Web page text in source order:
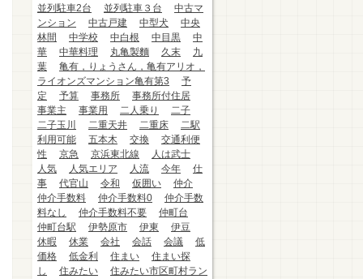
並列駐車2台
並列駐車３台
中古マ
ンション
中古戸建 中型犬
中央
林間
中学校 中白根 中目黒
中
華
中華料理 丸亀製麵 久末
九
葉
亀有，りょうさん，亀有アリオ，
ライオンズマンション亀有第3
予
定
予算 事務所
事務所付住居
事業主
事業用 二人乗り
二子
二子玉川
二重天井 二重床
二駅
利用可能
五本木 交換
交通利便
性
京急 京浜東北線
人は武士
人気
人気エリア 人流 今年
仕
事
代官山 令和 仮囲い
仲介
仲介手数料
仲介手数料0
仲介手数
料なし
仲介手数料不要
仲町台
仲町台駅
伊勢原市 伊東
伊豆
休暇
休業 会社 会話 会議
低
価格
低金利 住まい
住まい探
し
住みたい
住みたい市区町村ラン